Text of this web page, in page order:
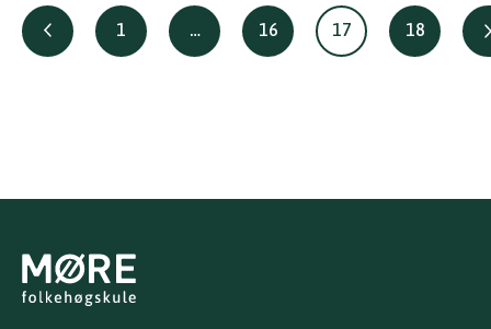
Posts
pagination
1 … 16 17 18